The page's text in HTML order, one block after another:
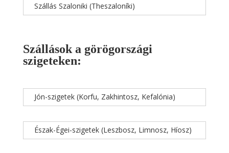
Szállás Szaloniki (Theszaloníki)
Szállások a görögországi
szigeteken:
Jón-szigetek (Korfu, Zakhintosz, Kefalónia)
Észak-Égei-szigetek (Leszbosz, Limnosz, Híosz)